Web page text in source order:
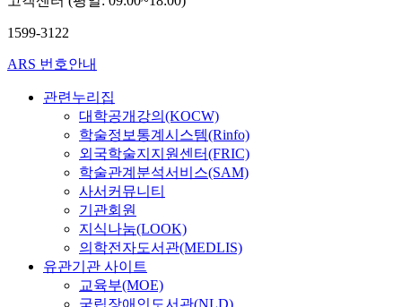
1599-3122
ARS 번호안내
관련누리집
대학공개강의(KOCW)
학술정보통계시스템(Rinfo)
외국학술지지원센터(FRIC)
학술관계분석서비스(SAM)
사서커뮤니티
기관회원
지식나눔(LOOK)
의학전자도서관(MEDLIS)
유관기관 사이트
교육부(MOE)